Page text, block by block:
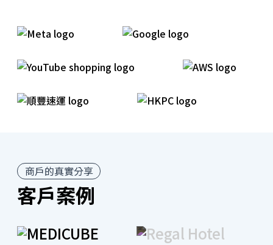
全渠道整合
商戶的真實分享
客戶案例